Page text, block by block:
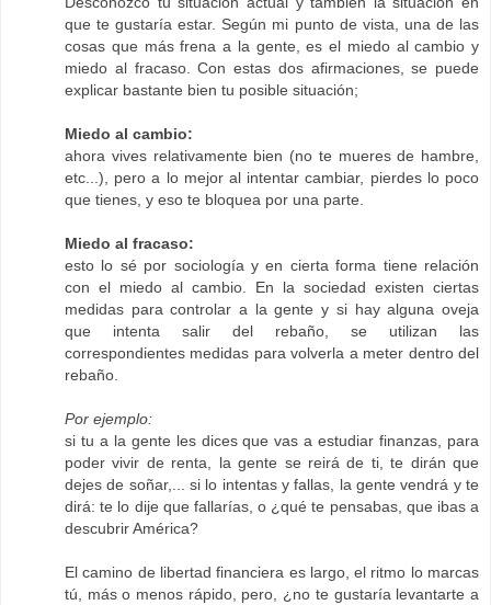
que te gustaría estar. Según mi punto de vista, una de las
cosas que más frena a la gente, es el miedo al cambio y
miedo al fracaso. Con estas dos afirmaciones, se puede
explicar bastante bien tu posible situación;
Miedo al cambio:
ahora vives relativamente bien (no te mueres de hambre,
etc...), pero a lo mejor al intentar cambiar, pierdes lo poco
que tienes, y eso te bloquea por una parte.
Miedo al fracaso:
esto lo sé por sociología y en cierta forma tiene relación
con el miedo al cambio. En la sociedad existen ciertas
medidas para controlar a la gente y si hay alguna oveja
que intenta salir del rebaño, se utilizan las
correspondientes medidas para volverla a meter dentro del
rebaño.
Por ejemplo:
si tu a la gente les dices que vas a estudiar finanzas, para
poder vivir de renta, la gente se reirá de ti, te dirán que
dejes de soñar,... si lo intentas y fallas, la gente vendrá y te
dirá: te lo dije que fallarías, o ¿qué te pensabas, que ibas a
descubrir América?
El camino de libertad financiera es largo, el ritmo lo marcas
tú, más o menos rápido, pero, ¿no te gustaría levantarte a